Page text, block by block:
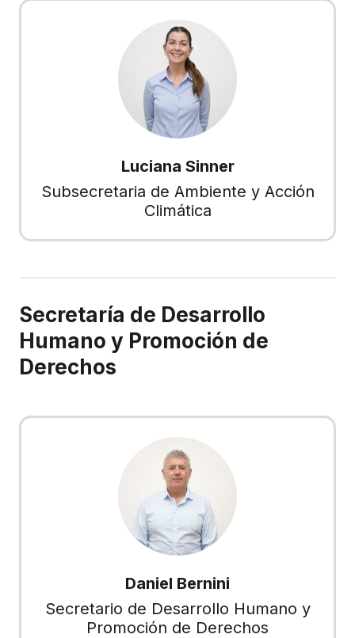
Luciana Sinner
Subsecretaria de Ambiente y Acción
Climática
Secretaría de Desarrollo
Humano y Promoción de
Derechos
Daniel Bernini
Secretario de Desarrollo Humano y
Promoción de Derechos